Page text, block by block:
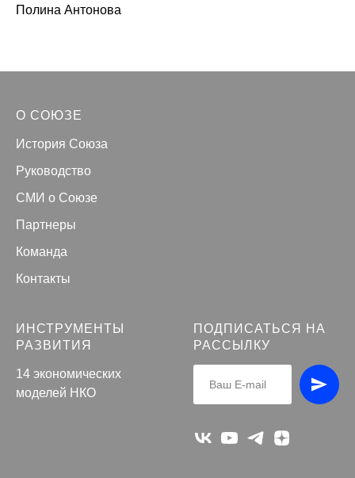
Полина Антонова
О СОЮЗЕ
История Союза
Руководство
СМИ о Союзе
Партнеры
Команда
Контакты
ИНСТРУМЕНТЫ
РАЗВИТИЯ
14 экономических
моделей НКО
ПОДПИСАТЬСЯ НА
РАССЫЛКУ